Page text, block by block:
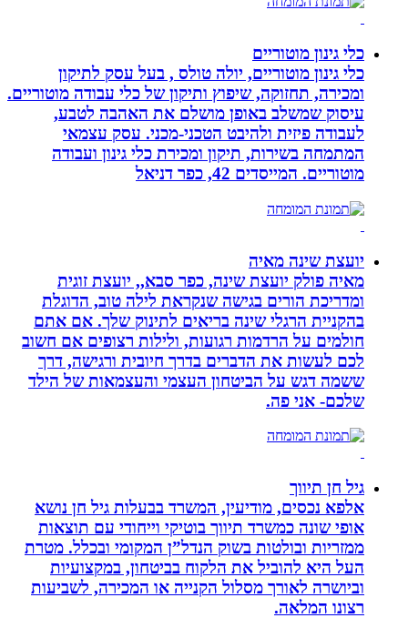
כלי גינון מוטוריים
כלי גינון מוטוריים, יולה טולס , בעל עסק לתיקון
ומכירה, תחזוקה, שיפוץ ותיקון של כלי עבודה מוטוריים.
עיסוק שמשלב באופן מושלם את האהבה לטבע,
לעבודה פיזית ולהיבט הטכני-מכני. עסק עצמאי
המתמחה בשירות, תיקון ומכירת כלי גינון ועבודה
מוטוריים. המייסדים 42, כפר דניאל
יועצת שינה מאיה
מאיה פולק יועצת שינה, כפר סבא,, יועצת זוגית
ומדריכת הורים בגישה שנקראת לילה טוב, הדוגלת
בהקניית הרגלי שינה בריאים לתינוק שלך. אם אתם
חולמים על הרדמות רגועות, ולילות רצופים אם חשוב
לכם לעשות את הדברים בדרך חיובית ורגישה, דרך
ששמה דגש על הביטחון העצמי והעצמאות של הילד
שלכם- אני פה.
גיל חן תיווך
אלפא נכסים, מודיעין, המשרד בבעלות גיל חן נושא
אופי שונה כמשרד תיווך בוטיקי וייחודי עם תוצאות
ממזריות ובולטות בשוק הנדל”ן המקומי ובכלל. מטרת
העל היא להוביל את הלקוח בביטחון, במקצועיות
וביושרה לאורך מסלול הקנייה או המכירה, לשביעות
רצונו המלאה.